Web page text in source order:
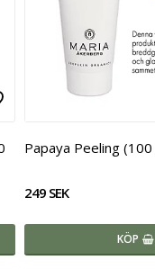
till i
Papaya Peeling (100
249 SEK
KÖP